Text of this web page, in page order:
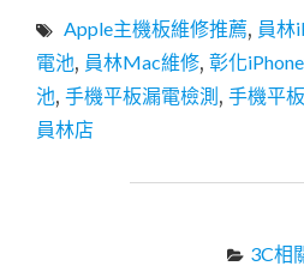
Apple主機板維修推薦, 員林
電池, 員林Mac維修, 彰化
池, 手機平板漏電檢測, 手機平
員林店
3C相